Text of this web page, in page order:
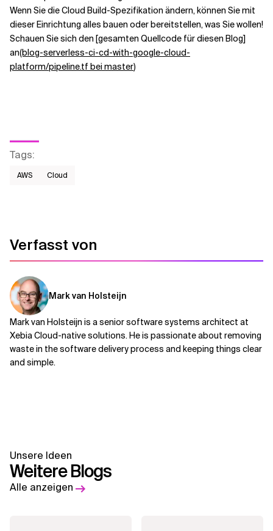
Wenn Sie die Cloud Build-Spezifikation ändern, können Sie mit
dieser Einrichtung alles bauen oder bereitstellen, was Sie wollen!
Schauen Sie sich den [gesamten Quellcode für diesen Blog]
an(blog-serverless-ci-cd-with-google-cloud-
platform/pipeline.tf bei master)
Tags:
AWS​ Cloud
Verfasst von
Mark van Holsteijn
Mark van Holsteijn is a senior software systems architect at
Xebia Cloud-native solutions. He is passionate about removing
waste in the software delivery process and keeping things clear
and simple.
Unsere Ideen
Weitere Blogs
Alle anzeigen